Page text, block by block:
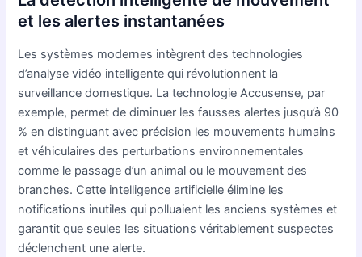
et les alertes instantanées
Les systèmes modernes intègrent des technologies
d’analyse vidéo intelligente qui révolutionnent la
surveillance domestique. La technologie Accusense, par
exemple, permet de diminuer les fausses alertes jusqu’à 90
% en distinguant avec précision les mouvements humains
et véhiculaires des perturbations environnementales
comme le passage d’un animal ou le mouvement des
branches. Cette intelligence artificielle élimine les
notifications inutiles qui polluaient les anciens systèmes et
garantit que seules les situations véritablement suspectes
déclenchent une alerte.